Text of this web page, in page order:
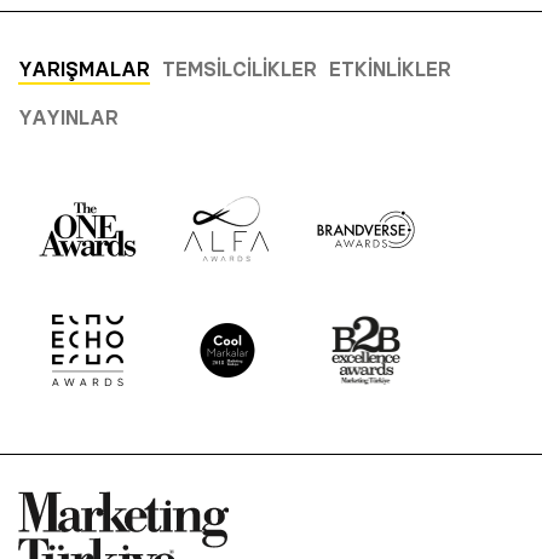
YARIŞMALAR TEMSILCILIKLER ETKINLIKLER
YAYINLAR